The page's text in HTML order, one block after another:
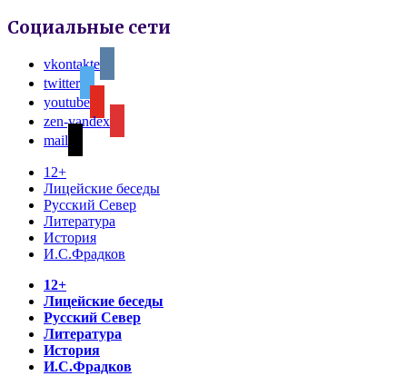
Социальные сети
vkontakte
twitter
youtube
zen-yandex
mail
12+
Лицейские беседы
Русский Север
Литература
История
И.С.Фрадков
12+
Лицейские беседы
Русский Север
Литература
История
И.С.Фрадков